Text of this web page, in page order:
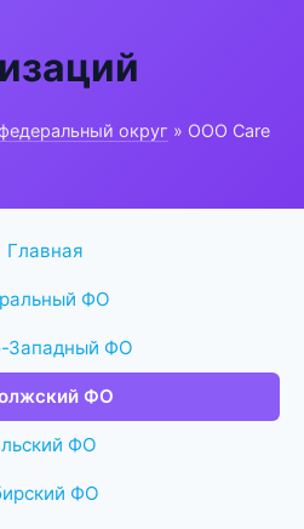
округ » ООО Care
Главная
ФО
Западный ФО
ФО
ФО
ФО